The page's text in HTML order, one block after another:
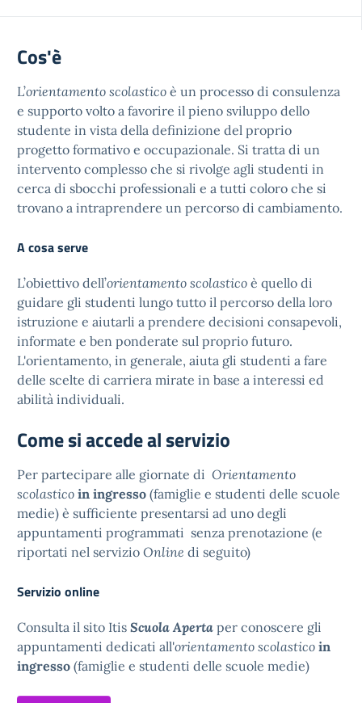
Cos'è
L’orientamento scolastico è un processo di consulenza
e supporto volto a favorire il pieno sviluppo dello
studente in vista della definizione del proprio
progetto formativo e occupazionale. Si tratta di un
intervento complesso che si rivolge agli studenti in
cerca di sbocchi professionali e a tutti coloro che si
trovano a intraprendere un percorso di cambiamento.
A cosa serve
L’obiettivo dell’orientamento scolastico è quello di
guidare gli studenti lungo tutto il percorso della loro
istruzione e aiutarli a prendere decisioni consapevoli,
informate e ben ponderate sul proprio futuro.
L'orientamento, in generale, aiuta gli studenti a fare
delle scelte di carriera mirate in base a interessi ed
abilità individuali.
Come si accede al servizio
Per partecipare alle giornate di Orientamento
scolastico in ingresso (famiglie e studenti delle scuole
medie) è sufficiente presentarsi ad uno degli
appuntamenti programmati senza prenotazione (e
riportati nel servizio Online di seguito)
Servizio online
Consulta il sito Itis Scuola Aperta per conoscere gli
appuntamenti dedicati all'orientamento scolastico in
ingresso (famiglie e studenti delle scuole medie)